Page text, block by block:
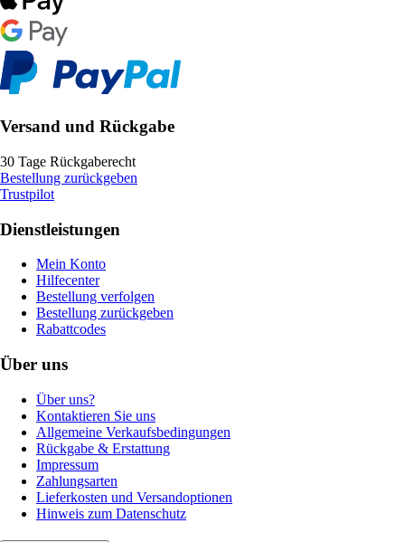
Versand und Rückgabe
30 Tage Rückgaberecht
Bestellung zurückgeben
Trustpilot
Dienstleistungen
Mein Konto
Hilfecenter
Bestellung verfolgen
Bestellung zurückgeben
Rabattcodes
Über uns
Über uns?
Kontaktieren Sie uns
Allgemeine Verkaufsbedingungen
Rückgabe & Erstattung
Impressum
Zahlungsarten
Lieferkosten und Versandoptionen
Hinweis zum Datenschutz